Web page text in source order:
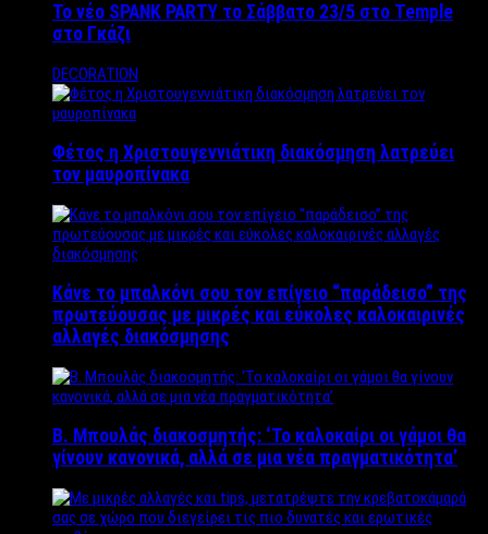
Το νέο SPANK PARTY το Σάββατο 23/5 στο Temple
στο Γκάζι
DECORATION
Φέτος η Χριστουγεννιάτικη διακόσμηση λατρεύει
τον μαυροπίνακα
Κάνε το μπαλκόνι σου τον επίγειο “παράδεισο” της
πρωτεύουσας με μικρές και εύκολες καλοκαιρινές
αλλαγές διακόσμησης
Β. Μπουλάς διακοσμητής: ‘Το καλοκαίρι οι γάμοι θα
γίνουν κανονικά, αλλά σε μια νέα πραγματικότητα’